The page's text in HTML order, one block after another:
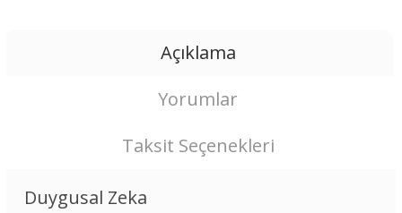
Açıklama
Yorumlar
Taksit Seçenekleri
Duygusal Zeka